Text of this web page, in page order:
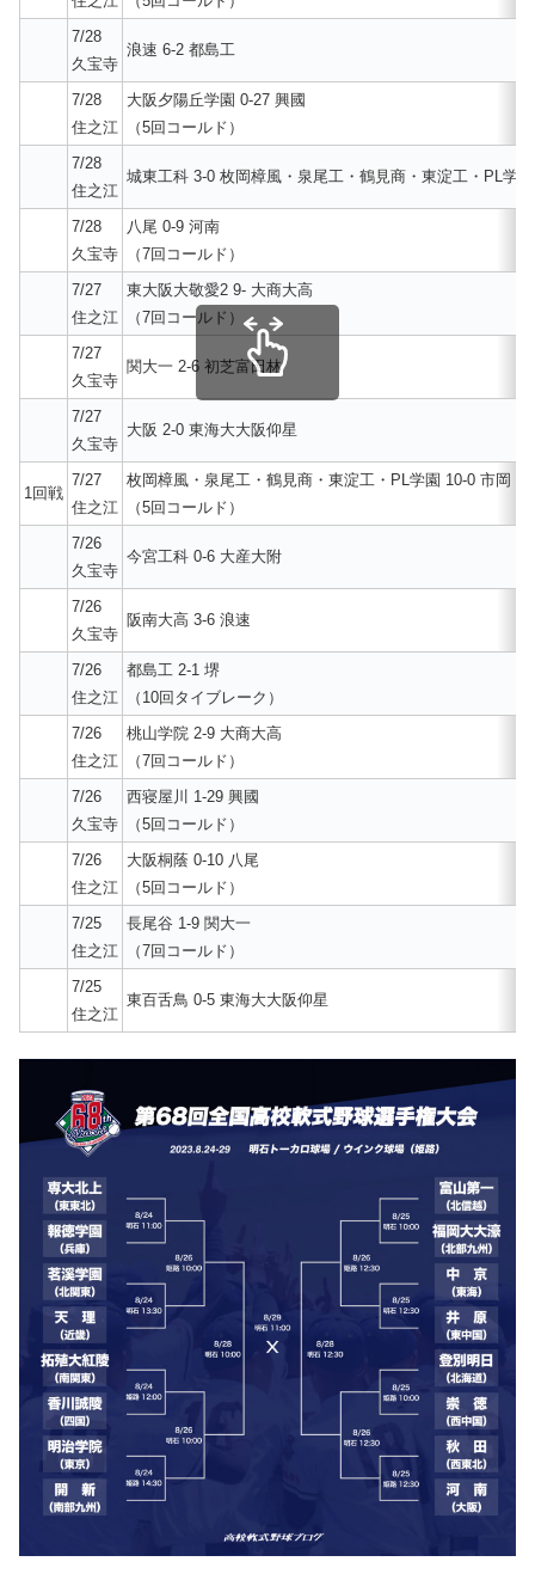
7/28
久宝寺
浪速 6-2 都島工
7/28
住之江
大阪夕陽丘学園 0-27 興國
（5回コールド）
7/28
住之江
城東工科 3-0 枚岡樟風・泉尾工・鶴見商・東淀工・PL学園
7/28
久宝寺
八尾 0-9 河南
（7回コールド）
7/27
住之江
東大阪大敬愛2 9- 大商大高
（7回コールド）
7/27
久宝寺
関大一 2-6 初芝富田林
7/27
久宝寺
大阪 2-0 東海大大阪仰星
1回戦
7/27
住之江
枚岡樟風・泉尾工・鶴見商・東淀工・PL学園 10-0 市岡
（5回コールド）
7/26
久宝寺
今宮工科 0-6 大産大附
7/26
久宝寺
阪南大高 3-6 浪速
7/26
住之江
都島工 2-1 堺
（10回タイブレーク）
7/26
住之江
桃山学院 2-9 大商大高
（7回コールド）
7/26
久宝寺
西寝屋川 1-29 興國
（5回コールド）
7/26
住之江
大阪桐蔭 0-10 八尾
（5回コールド）
7/25
住之江
長尾谷 1-9 関大一
（7回コールド）
7/25
住之江
東百舌鳥 0-5 東海大大阪仰星